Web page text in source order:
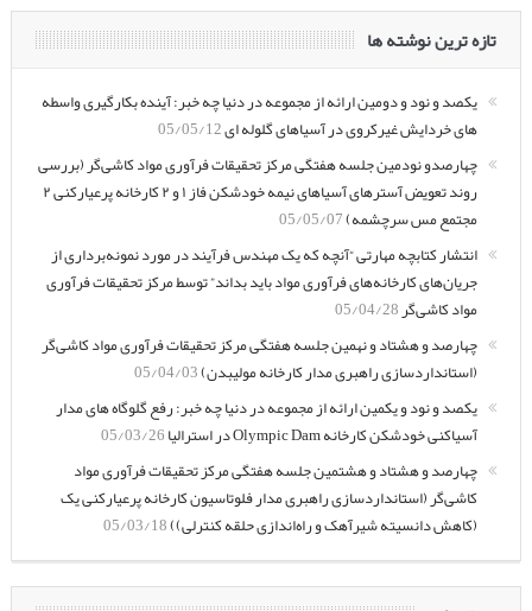
تازه ترین نوشته ها
یکصد و نود و دومین ارائه از مجموعه در دنیا چه خبر: آینده بکارگیری واسطه
های خردایش غیرکروی در آسیاهای گلوله ای05/05/12
چهارصدو نودمین جلسه هفتگی مرکز تحقیقات فرآوری مواد کاشی‌گر (بررسی
روند تعویض آسترهای آسیاهای نیمه خودشکن فاز ۱ و ۲ کارخانه پرعیارکنی ۲
مجتمع مس سرچشمه)05/05/07
انتشار کتابچه مهارتی “آنچه که یک مهندس فرآیند در مورد نمونه‌برداری از
جریان‌های کارخانه‌های فرآوری مواد باید بداند” توسط مرکز تحقیقات فرآوری
مواد کاشی‌گر05/04/28
چهارصد و هشتاد و نهمین جلسه هفتگی مرکز تحقیقات فرآوری مواد کاشی‌گر
(استانداردسازی راهبری مدار کارخانه مولیبدن)05/04/03
یکصد و نود و یکمین ارائه از مجموعه در دنیا چه خبر: رفع گلوگاه های مدار
آسیاکنی خودشکن کارخانه Olympic Dam در استرالیا
05/03/26
چهارصد و هشتاد و هشتمین جلسه هفتگی مرکز تحقیقات فرآوری مواد
کاشی‌گر (استانداردسازی راهبری مدار فلوتاسیون کارخانه پرعیارکنی یک
(کاهش دانسیته شیرآهک و راه‌اندازی حلقه کنترلی))05/03/18